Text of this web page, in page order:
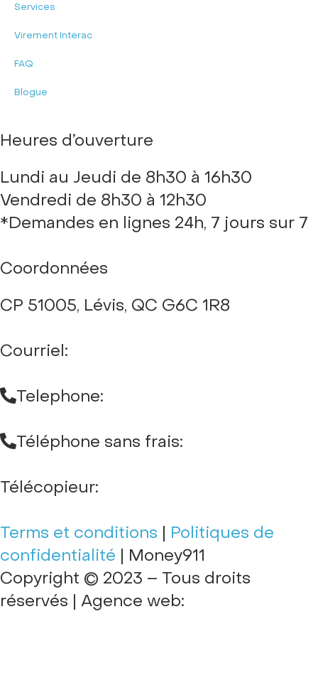
Services
Virement Interac
FAQ
Blogue
Heures d’ouverture
Lundi au Jeudi de 8h30 à 16h30
Vendredi de 8h30 à 12h30
*Demandes en lignes 24h, 7 jours sur 7
Coordonnées
CP 51005, Lévis, QC G6C 1R8
Courriel:
Telephone:
Téléphone sans frais:
Télécopieur:
Terms et conditions | Politiques de
confidentialité | Money911
Copyright © 2023 – Tous droits
réservés | Agence web: